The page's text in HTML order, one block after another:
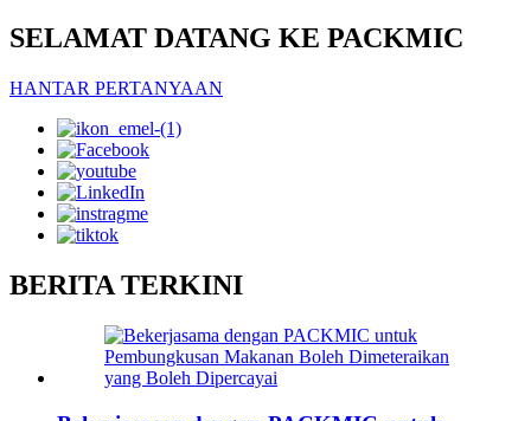
SELAMAT DATANG KE PACKMIC
HANTAR PERTANYAAN
BERITA TERKINI